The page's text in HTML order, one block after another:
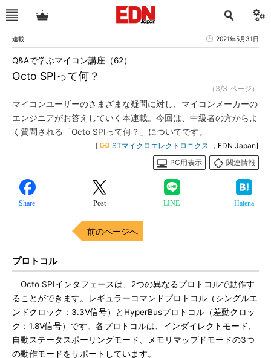
連載 2021年5月31日
Octo SPIって何？
Q&Aで学ぶマイコン講座（62）
（3/3 ページ）
マイコンユーザーのさまざまな疑問に対し、マイコンメーカーの
エンジニアがお答えしていく本連載。今回は、中級者の方からよ
く質問される「Octo SPIって何？」についてです。
[ STマイクロエレクトロニクス ，EDN Japan]
PC用表示
関連情報
Share Post LINE Hatena
前のページへ
プロトコル
Octo SPIインタフェースは、2つの異なるプロトコルで動作す
ることができます。レギュラーコマンドプロトコル（シングルエ
ンドクロック：3.3V信号）とHyperBusプロトコル（差動クロッ
ク：1.8V信号）です。各プロトコルは、インダイレクトモード、
自動ステータスポーリングモード、メモリマップドモードの3つ
の動作モードをサポートしています。